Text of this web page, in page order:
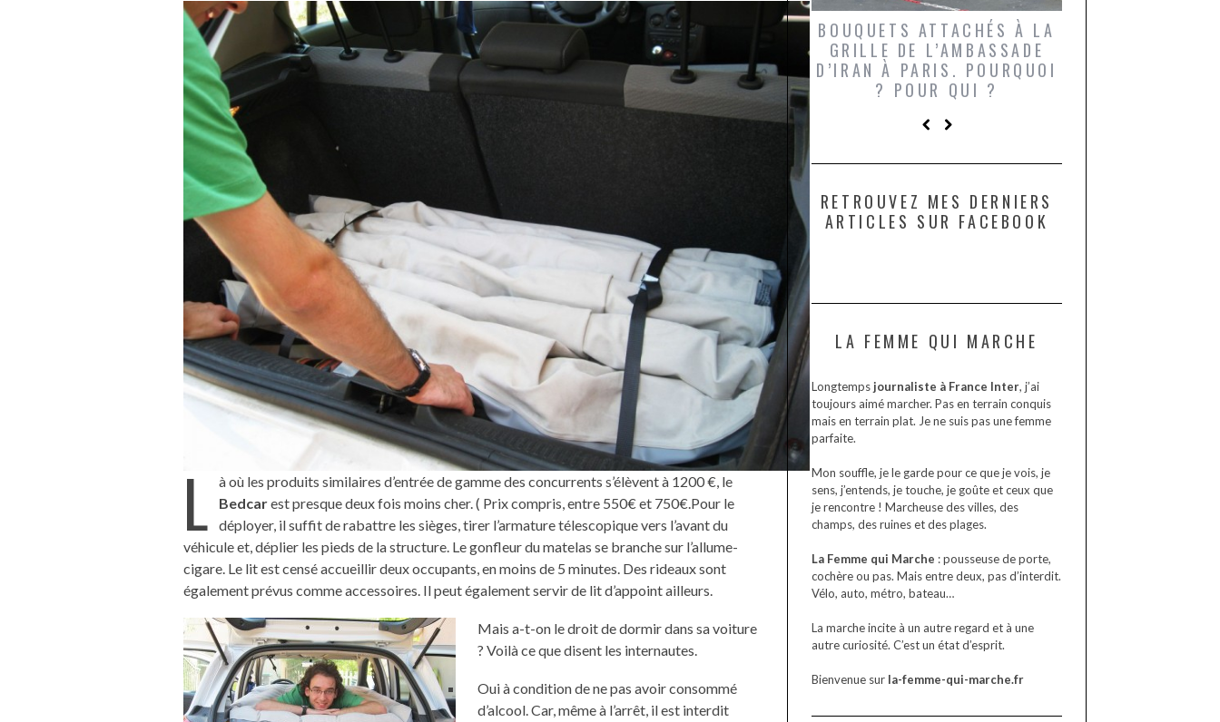
L
à où les produits similaires d’entrée de gamme des concurrents s’élèvent à 1200 €, le
Bedcarest presque deux fois moins cher. ( Prix compris, entre 550€ et 750€.Pour le
déployer, il suffit de rabattre les sièges, tirer l’armature télescopique vers l’avant du
véhicule et, déplier les pieds de la structure. Le gonfleur du matelas se branche sur l’allume-
cigare. Le lit est censé accueillir deux occupants, en moins de 5 minutes. Des rideaux sont
également prévus comme accessoires. Il peut également servir de lit d’appoint ailleurs.
Mais a-t-on le droit de dormir dans sa voiture
? Voilà ce que disent les internautes.
Oui à condition de ne pas avoir consommé
d’alcool. Car, même à l’arrêt, il est interdit
UNE MOUETTE SUR LA TÊTE
DE LA VIERGE À BIARRITZ.
BOUQUETS ATTACHÉS À LA
GRILLE DE L’AMBASSADE
D’IRAN À PARIS. POURQUOI
? POUR QUI ?
RETROUVEZ MES DERNIERS
ARTICLES SUR FACEBOOK
LA FEMME QUI MARCHE
Longtemps journaliste à France Inter, j’ai
toujours aimé marcher. Pas en terrain conquis
mais en terrain plat. Je ne suis pas une femme
parfaite.
Mon souffle, je le garde pour ce que je vois, je
sens, j’entends, je touche, je goûte et ceux que
je rencontre ! Marcheuse des villes, des
champs, des ruines et des plages.
La Femme qui Marche : pousseuse de porte,
cochère ou pas. Mais entre deux, pas d’interdit.
Vélo, auto, métro, bateau…
La marche incite à un autre regard et à une
autre curiosité. C’est un état d’esprit.
Bienvenue sur la-femme-qui-marche.fr